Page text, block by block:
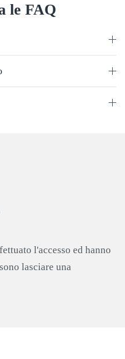
le FAQ
l'accesso ed hanno
lasciare una